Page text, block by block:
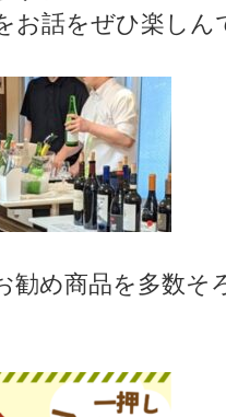
お話をぜひ楽し
勧め商品を多数そ